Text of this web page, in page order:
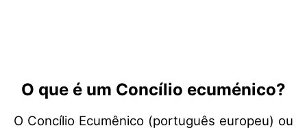
O que é um Concílio ecuménico?
O Concílio Ecumênico (português europeu) ou